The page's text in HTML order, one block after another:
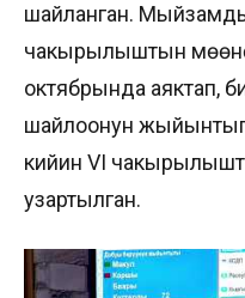
шайланган.
чакырылыштын
октябрында аяктап,
шайлоонун
кийин VI
узартылган.